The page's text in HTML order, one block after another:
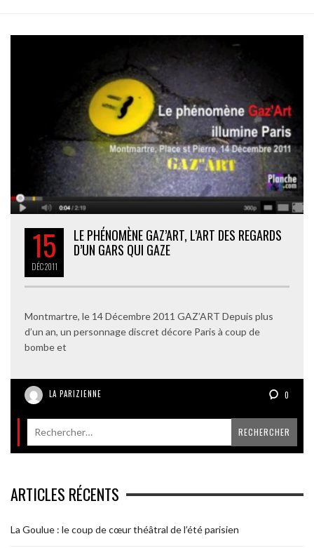
15
DÉC2011
LE PHÉNOMÈNE GAZ’ART, L’ART DES REGARDS
D’UN GARS QUI GAZE
Montmartre, le 14 Décembre 2011 GAZ’ART Depuis plus
d’un an, un personnage discret décore Paris à coup de
bombe et
LA PARIZIENNE 0
ARTICLES RÉCENTS
La Goulue : le coup de cœur théâtral de l’été parisien